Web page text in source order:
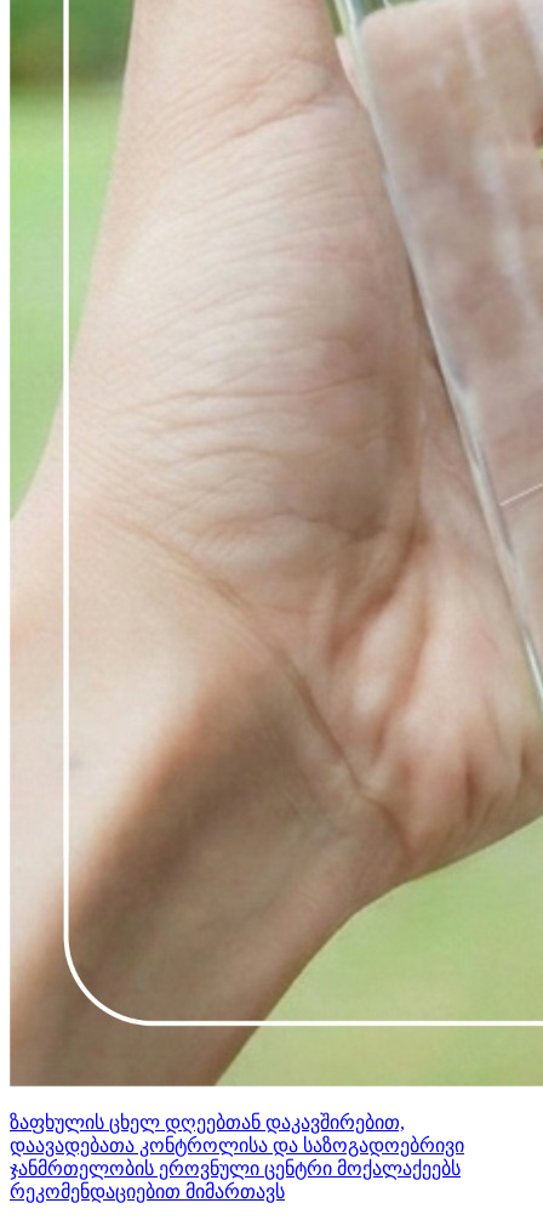
ზაფხულის ცხელ დღეებთან დაკავშირებით,
დაავადებათა კონტროლისა და საზოგადოებრივი
ჯანმრთელობის ეროვნული ცენტრი მოქალაქეებს
რეკომენდაციებით მიმართავს